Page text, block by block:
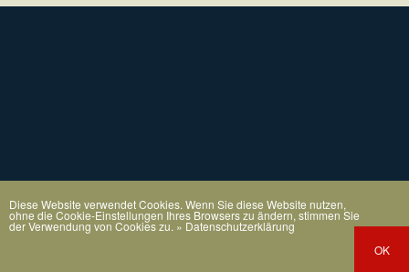
Diese Website verwendet Cookies. Wenn Sie diese Website nutzen,
ohne die Cookie-Einstellungen Ihres Browsers zu ändern, stimmen Sie
der Verwendung von Cookies zu. » Datenschutzerklärung
OK